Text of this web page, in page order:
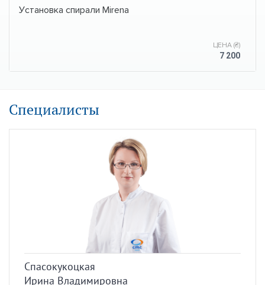
Установка спирали Mirena
ЦЕНА (₴)
7 200
Специалисты
Спасокукоцкая
Ирина Владимировна